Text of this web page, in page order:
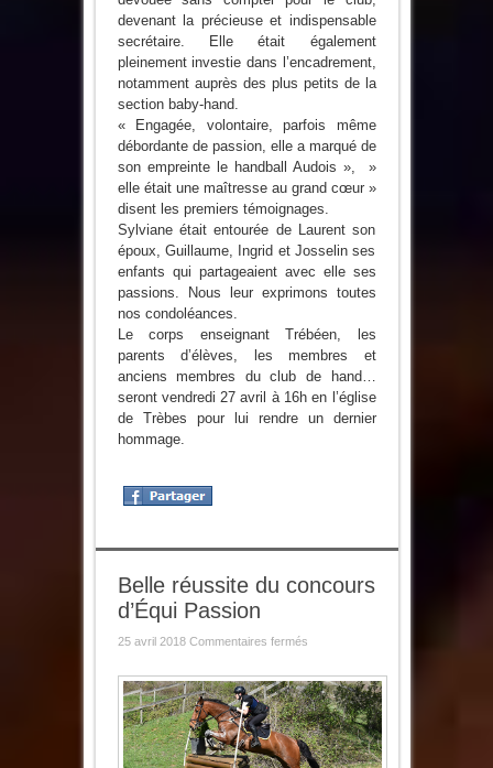
devenant la précieuse et indispensable
secrétaire. Elle était également
pleinement investie dans l’encadrement,
notamment auprès des plus petits de la
section baby-hand.
« Engagée, volontaire, parfois même
débordante de passion, elle a marqué de
son empreinte le handball Audois », »
elle était une maîtresse au grand cœur »
disent les premiers témoignages.
Sylviane était entourée de Laurent son
époux, Guillaume, Ingrid et Josselin ses
enfants qui partageaient avec elle ses
passions. Nous leur exprimons toutes
nos condoléances.
Le corps enseignant Trébéen, les
parents d’élèves, les membres et
anciens membres du club de hand…
seront vendredi 27 avril à 16h en l’église
de Trèbes pour lui rendre un dernier
hommage.
Belle réussite du concours
d’Équi Passion
25 avril 2018 Commentaires ferméssur
du
concours
d’Équi
Passion